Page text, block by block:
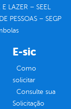
E LAZER – SEEL
PESSOAS – SEGP
E-sic
Como
solicitar
Consulte sua
Solicitação